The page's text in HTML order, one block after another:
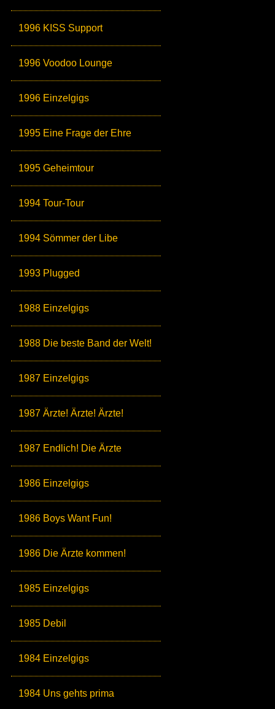
1996 KISS Support
1996 Voodoo Lounge
1996 Einzelgigs
1995 Eine Frage der Ehre
1995 Geheimtour
1994 Tour-Tour
1994 Sömmer der Libe
1993 Plugged
1988 Einzelgigs
1988 Die beste Band der Welt!
1987 Einzelgigs
1987 Ärzte! Ärzte! Ärzte!
1987 Endlich! Die Ärzte
1986 Einzelgigs
1986 Boys Want Fun!
1986 Die Ärzte kommen!
1985 Einzelgigs
1985 Debil
1984 Einzelgigs
1984 Uns gehts prima